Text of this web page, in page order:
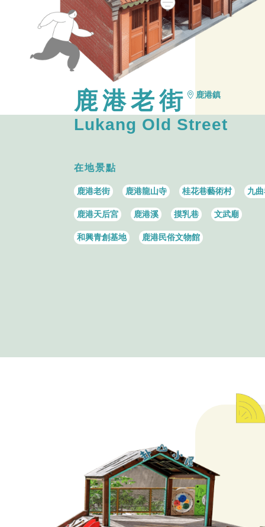
鹿港老街 鹿港鎮
Lukang Old Street
在地景點
鹿港老街 鹿港龍山寺 桂花巷藝術村 九
鹿港天后宮 鹿港溪 摸乳巷 文武廟
和興青創基地 鹿港民俗文物館